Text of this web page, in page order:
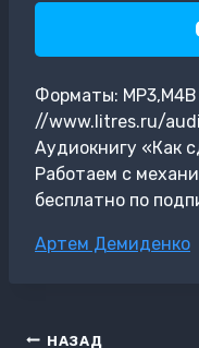
Форматы:
//www.litres.ru/
Аудиокнигу «Как
Работаем с
бесплатно по
Метки
Артем Демиденко
НАЗАД